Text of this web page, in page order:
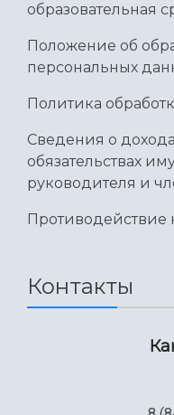
образовательная
Положение об
персональных
Политика
Сведения о
обязательствах
руководителя и
Противодействие
Контакты